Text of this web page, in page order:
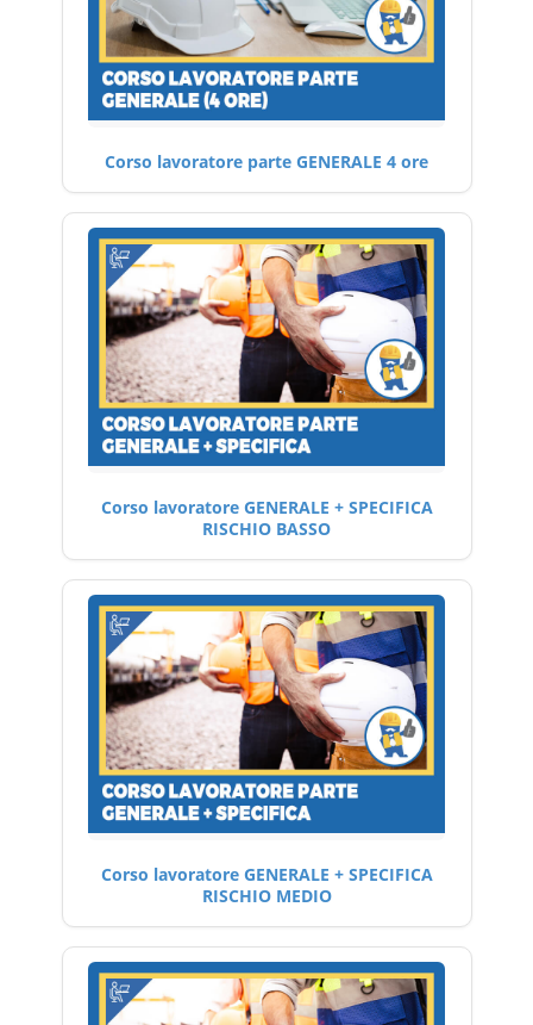
Corso lavoratore parte GENERALE 4 ore
Corso lavoratore GENERALE + SPECIFICA
RISCHIO BASSO
Corso lavoratore GENERALE + SPECIFICA
RISCHIO MEDIO